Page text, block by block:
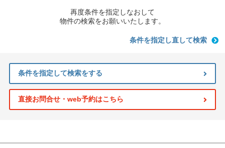
再度条件を指定しなおして
物件の検索をお願いいたします。
条件を指定し直して検索
条件を指定して検索をする
直接お問合せ・web予約はこちら